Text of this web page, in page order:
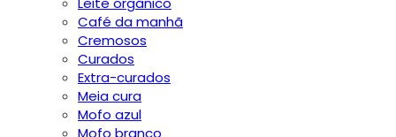
Café da manhã
Cremosos
Curados
Extra-curados
Meia cura
Mofo azul
Mofo branco